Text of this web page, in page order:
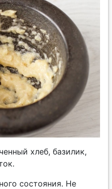
хлеб, базилик,
состояния. Не